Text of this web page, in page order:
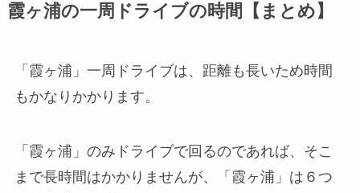
霞ヶ浦の一周ドライブの時間【まとめ】
「霞ヶ浦」一周ドライブは、距離も長いため時間
もかなりかかります。
「霞ヶ浦」のみドライブで回るのであれば、そこ
まで長時間はかかりませんが、「霞ヶ浦」は６つ